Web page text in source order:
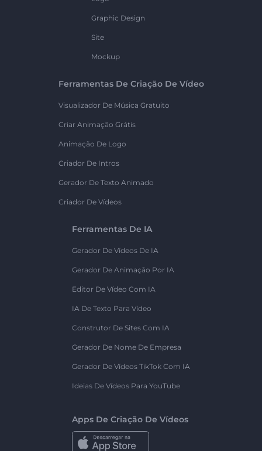
Graphic Design
Site
Mockup
Ferramentas De Criação De Vídeo
Visualizador De Música Gratuito
Criar Animação Grátis
Animação De Logo
Criador De Intros
Gerador De Texto Animado
Criador De Vídeos
Ferramentas De IA
Gerador De Vídeos De IA
Gerador De Animação Por IA
Editor De Vídeo Com IA
IA De Texto Para Vídeo
Construtor De Sites Com IA
Gerador De Nome De Empresa
Gerador De Vídeos TikTok Com IA
Ideias De Vídeos Para YouTube
Apps De Criação De Vídeos